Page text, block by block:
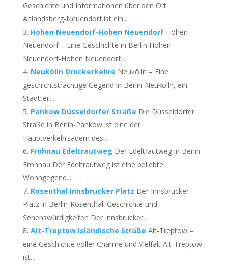
Geschichte und Informationen über den Ort
Altlandsberg-Neuendorf ist ein...
Hohen Neuendorf-Hohen Neuendorf Hohen
Neuendorf – Eine Geschichte in Berlin Hohen
Neuendorf-Hohen Neuendorf...
Neukölln Druckerkehre Neukölln – Eine
geschichtsträchtige Gegend in Berlin Neukölln, ein
Stadtteil...
Pankow Düsseldorfer Straße Die Düsseldorfer
Straße in Berlin-Pankow ist eine der
Hauptverkehrsadern des...
Frohnau Edeltrautweg Der Edeltrautweg in Berlin-
Frohnau Der Edeltrautweg ist eine beliebte
Wohngegend...
Rosenthal Innsbrucker Platz Der Innsbrucker
Platz in Berlin-Rosenthal: Geschichte und
Sehenswürdigkeiten Der Innsbrucker...
Alt-Treptow Isländische Straße Alt-Treptow –
eine Geschichte voller Charme und Vielfalt Alt-Treptow
ist...